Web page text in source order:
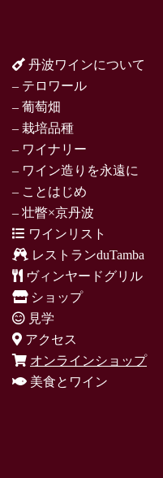
丹波ワインについて
– テロワール
– 葡萄畑
– 栽培品種
– ワイナリー
– ワイン造りを永遠に
– ことはじめ
– 壮瞥×京丹波
ワインリスト
レストランduTamba
ヴィンヤードグリル
ショップ
見学
アクセス
オンラインショップ
美食とワイン